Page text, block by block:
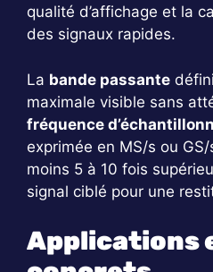
qualité d’affichage et la
des signaux rapides.
La bande passante
maximale visible sans
fréquence
exprimée en MS/s ou GS/
moins 5 à 10 fois
signal ciblé pour une
Applications